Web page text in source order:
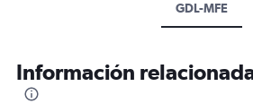
GDL-MFE
Información